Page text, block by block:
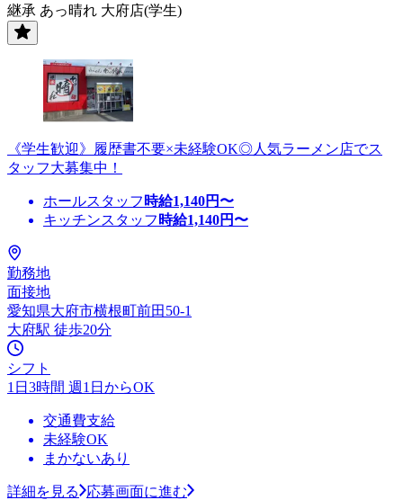
継承 あっ晴れ 大府店(学生)
《学生歓迎》履歴書不要×未経験OK◎人気ラーメン店でス
タッフ大募集中！
ホールスタッフ 時給1,140円〜
キッチンスタッフ 時給1,140円〜
勤務地
面接地
愛知県大府市横根町前田50-1
大府駅 徒歩20分
シフト
1日3時間 週1日からOK
交通費支給
未経験OK
まかないあり
詳細を見る
応募画面に進む